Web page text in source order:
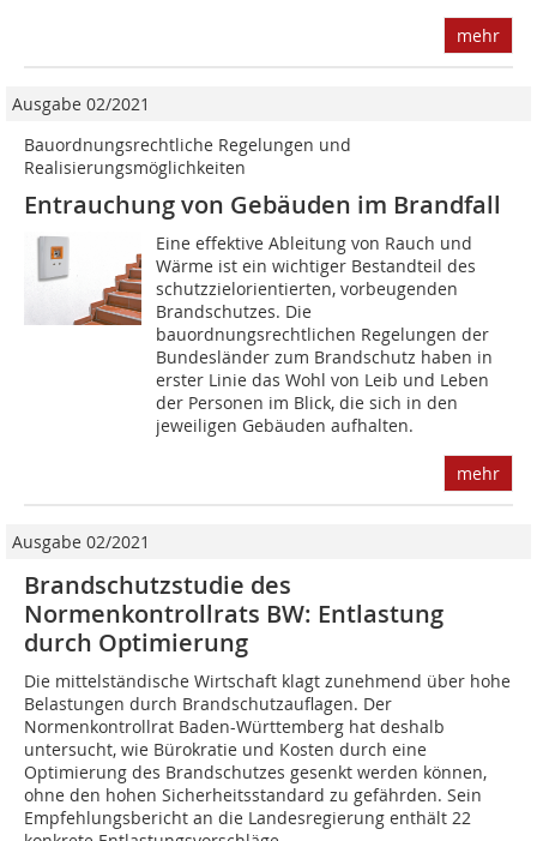
mehr
Ausgabe 02/2021
Bauordnungsrechtliche Regelungen und
Realisierungsmöglichkeiten
Entrauchung von Gebäuden im Brandfall
Eine effektive Ableitung von Rauch und
Wärme ist ein wichtiger Bestandteil des
schutzzielorientierten, vorbeugenden
Brandschutzes. Die
bauordnungsrechtlichen Regelungen der
Bundesländer zum Brandschutz haben in
erster Linie das Wohl von Leib und Leben
der Personen im Blick, die sich in den
jeweiligen Gebäuden aufhalten.
mehr
Ausgabe 02/2021
Brandschutzstudie des
Normenkontrollrats BW: Entlastung
durch Optimierung
Die mittelständische Wirtschaft klagt zunehmend über hohe
Belastungen durch Brandschutzauflagen. Der
Normenkontrollrat Baden-Württemberg hat des­halb
untersucht, wie Bürokratie und Kosten durch eine
Optimierung des Brandschutzes gesenkt werden können,
ohne den hohen ­Sicherheitsstandard zu gefährden. Sein
Empfehlungsbericht an die Landesregierung enthält 22